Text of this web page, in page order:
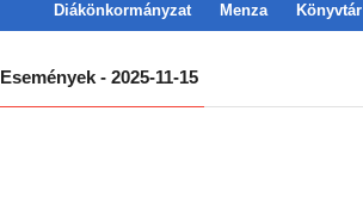
Diákönkormányzat
Menza Könyvtár
Események - 2025-11-15